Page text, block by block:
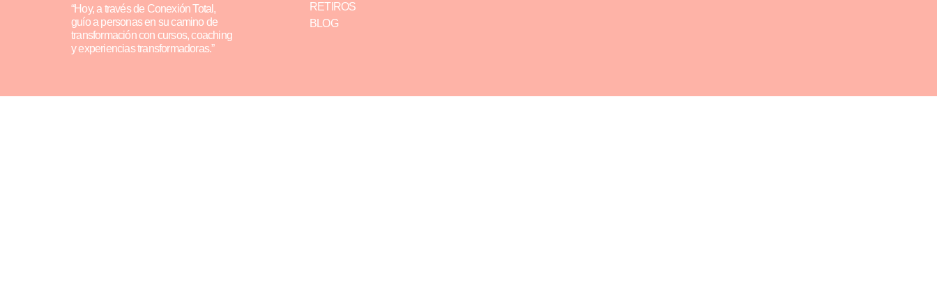
“Hoy, a través de Conexión Total,
guío a personas en su camino de
transformación con cursos, coaching
y experiencias transformadoras.”
RETIROS
BLOG